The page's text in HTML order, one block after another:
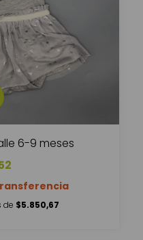
6-9 meses
de $5.850,67